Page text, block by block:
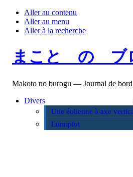
Aller au contenu
Aller au menu
Aller à la recherche
まこと の ブ
Makoto no burogu — Journal de
Divers
Une éolienne à axe
Lumiplot